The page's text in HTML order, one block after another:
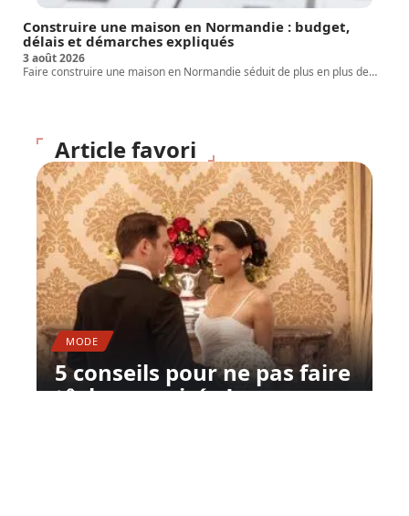
Construire une maison en Normandie : budget,
délais et démarches expliqués
3 août 2026
Faire construire une maison en Normandie séduit de plus en plus de…
Article favori
MODE
5 conseils pour ne pas faire
tâche en soirée !